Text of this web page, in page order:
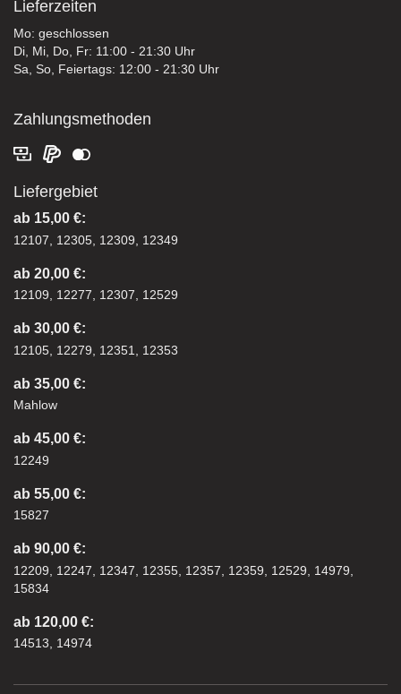
Lieferzeiten
Mo: geschlossen
Di, Mi, Do, Fr: 11:00 - 21:30 Uhr
Sa, So, Feiertags: 12:00 - 21:30 Uhr
Zahlungsmethoden
Liefergebiet
ab 15,00 €:
12107, 12305, 12309, 12349
ab 20,00 €:
12109, 12277, 12307, 12529
ab 30,00 €:
12105, 12279, 12351, 12353
ab 35,00 €:
Mahlow
ab 45,00 €:
12249
ab 55,00 €:
15827
ab 90,00 €:
12209, 12247, 12347, 12355, 12357, 12359, 12529, 14979,
15834
ab 120,00 €:
14513, 14974